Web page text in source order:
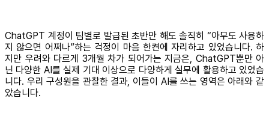
ChatGPT 계정이 팀별로 발급된 초반만 해도 솔직히 “아무도 사용하
지 않으면 어쩌나”하는 걱정이 마음 한켠에 자리하고 있었습니다. 하
지만 우려와 다르게 3개월 차가 되어가는 지금은, ChatGPT뿐만 아
닌 다양한 AI를 실제 기대 이상으로 다양하게 실무에 활용하고 있었습
니다. 우리 구성원을 관찰한 결과, 이들이 AI를 쓰는 영역은 아래와 같
았습니다.